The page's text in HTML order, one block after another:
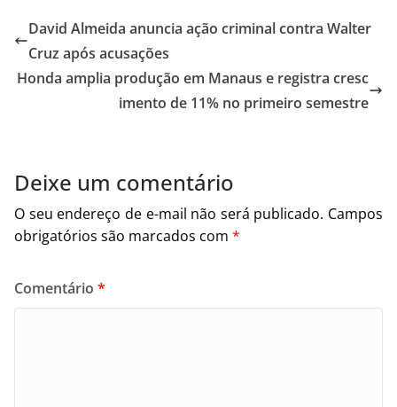
David Almeida anuncia ação criminal contra Walter
Cruz após acusações
Honda amplia produção em Manaus e registra cresc
imento de 11% no primeiro semestre
Deixe um comentário
O seu endereço de e-mail não será publicado. Campos
obrigatórios são marcados com *
Comentário *